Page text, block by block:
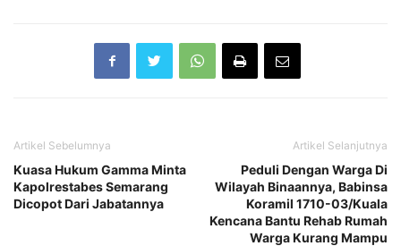
Artikel Sebelumnya
Kuasa Hukum Gamma Minta
Kapolrestabes Semarang
Dicopot Dari Jabatannya
Artikel Selanjutnya
Peduli Dengan Warga Di
Wilayah Binaannya, Babinsa
Koramil 1710-03/Kuala
Kencana Bantu Rehab Rumah
Warga Kurang Mampu